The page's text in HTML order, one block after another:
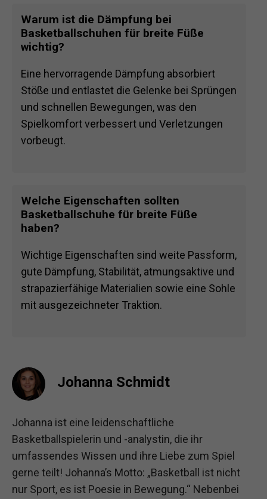
Warum ist die Dämpfung bei
Basketballschuhen für breite Füße
wichtig?
Eine hervorragende Dämpfung absorbiert
Stöße und entlastet die Gelenke bei Sprüngen
und schnellen Bewegungen, was den
Spielkomfort verbessert und Verletzungen
vorbeugt.
Welche Eigenschaften sollten
Basketballschuhe für breite Füße
haben?
Wichtige Eigenschaften sind weite Passform,
gute Dämpfung, Stabilität, atmungsaktive und
strapazierfähige Materialien sowie eine Sohle
mit ausgezeichneter Traktion.
Johanna Schmidt
Johanna ist eine leidenschaftliche
Basketballspielerin und -analystin, die ihr
umfassendes Wissen und ihre Liebe zum Spiel
gerne teilt! Johanna’s Motto: „Basketball ist nicht
nur Sport, es ist Poesie in Bewegung.“ Nebenbei